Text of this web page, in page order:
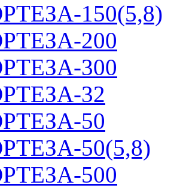
150(5,8)
200
300
32
50
50(5,8)
500